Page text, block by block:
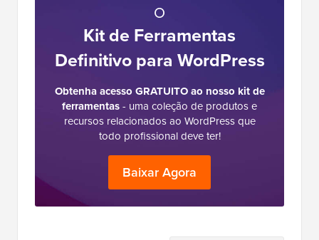
O
Kit de Ferramentas
Definitivo para WordPress
Obtenha acesso GRATUITO ao nosso kit de
ferramentas- uma coleção de produtos e
recursos relacionados ao WordPress que
todo profissional deve ter!
Baixar Agora